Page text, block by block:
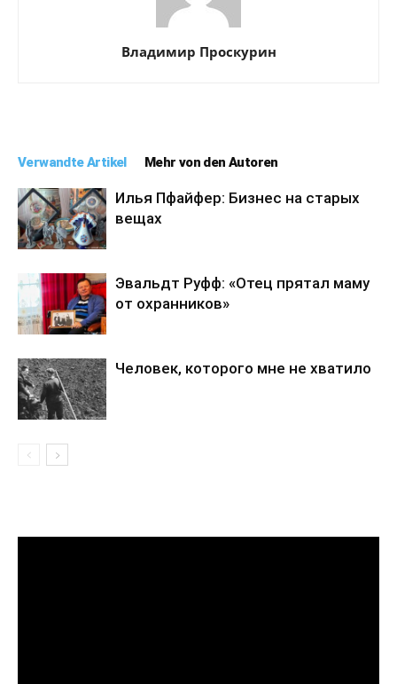
Владимир Проскурин
Verwandte Artikel Mehr von den Autoren
Илья Пфайфер: Бизнес на старых
вещах
Эвальдт Руфф: «Отец прятал маму
от охранников»
Человек, которого мне не хватило